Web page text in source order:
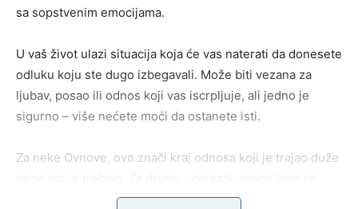
sa sopstvenim emocijama.
U vaš život ulazi situacija koja će vas naterati da donesete
odluku koju ste dugo izbegavali. Može biti vezana za
ljubav, posao ili odnos koji vas iscrpljuje, ali jedno je
sigurno – više nećete moći da ostanete isti.
Za neke Ovnove, ovo znači kraj odnosa koji je trajao duže
probuditi emocije kakve nisu osetili dugo vremena.